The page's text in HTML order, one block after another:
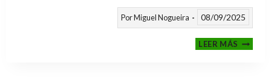
PorMiguel Nogueira 08/09/2025
LEER MÁSIII